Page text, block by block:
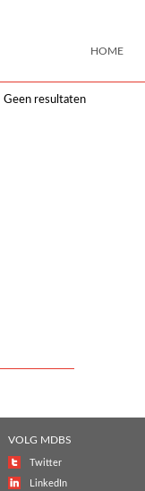
HOME
Geen resultaten
VOLG MDBS
Twitter
LinkedIn